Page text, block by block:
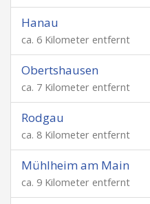
Hanau
ca. 6 Kilometer entfernt
Obertshausen
ca. 7 Kilometer entfernt
Rodgau
ca. 8 Kilometer entfernt
Mühlheim am Main
ca. 9 Kilometer entfernt